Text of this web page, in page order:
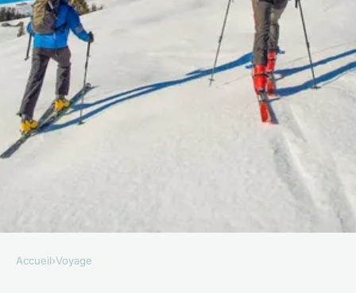
VOYAGE
Accueil›Voyage